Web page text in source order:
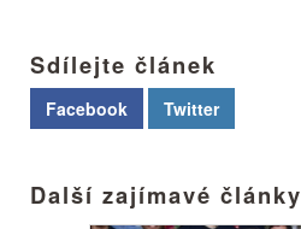
Sdílejte článek
Facebook Twitter
Další zajímavé články